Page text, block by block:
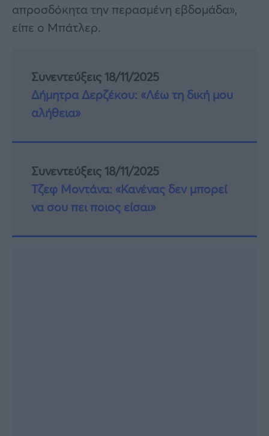
απροσδόκητα την περασμένη εβδομάδα»,
είπε ο Μπάτλερ.
Συνεντεύξεις 18/11/2025
Δήμητρα Δερζέκου: «Λέω τη δική μου
αλήθεια»
Συνεντεύξεις 18/11/2025
Τζεφ Μοντάνα: «Κανένας δεν μπορεί
να σου πει ποιος είσαι»